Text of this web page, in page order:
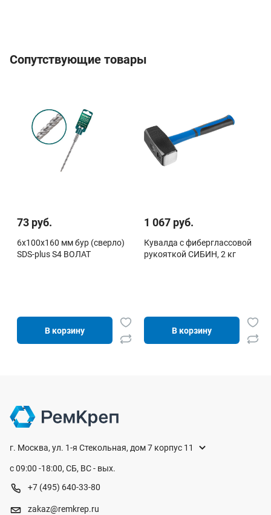
Сопутствующие товары
73 руб.
6х100х160 мм бур (сверло)
SDS-plus S4 ВОЛАТ
В корзину
1 067 руб.
Кувалда с фиберглассовой
рукояткой СИБИН, 2 кг
В корзину
г. Москва, ул. 1-я Стекольная, дом 7 корпус 11
с 09:00 -18:00, СБ, ВС - вых.
+7 (495) 640-33-80
zakaz@remkrep.ru